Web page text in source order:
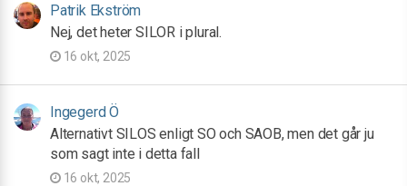
Patrik Ekström
Nej, det heter SILOR i plural.
16 okt, 2025
Ingegerd Ö
Alternativt SILOS enligt SO och SAOB, men det går ju
som sagt inte i detta fall
16 okt, 2025